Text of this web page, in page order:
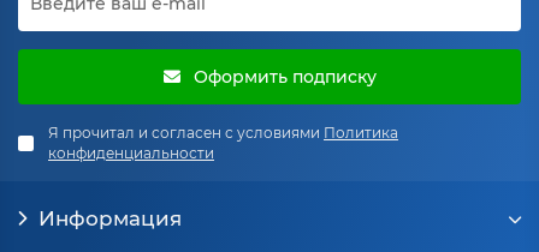
Оформить подписку
Я прочитал и согласен с условиями Политика
конфиденциальности
Информация